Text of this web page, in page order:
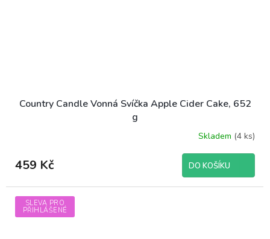
Country Candle Vonná Svíčka Apple Cider Cake, 652
g
Skladem (4 ks)
459 Kč DO KOŠÍKU
SLEVA PRO
PŘIHLÁŠENÉ